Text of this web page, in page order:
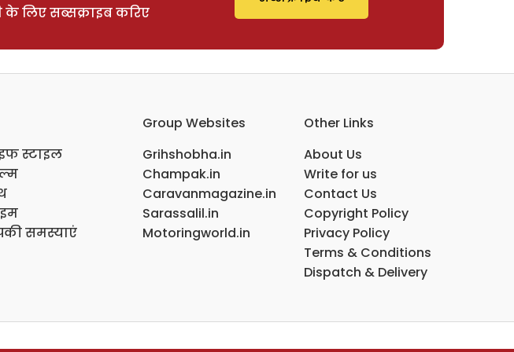
के लिए सब्सक्राइब करिए
स्टाइल
समस्याएं
Group Websites
Grihshobha.in
Champak.in
Caravanmagazine.in
Sarassalil.in
Motoringworld.in
Other Links
About Us
Write for us
Contact Us
Copyright Policy
Privacy Policy
Terms & Conditions
Dispatch & Delivery